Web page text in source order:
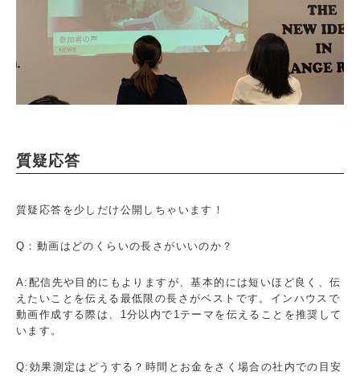
質疑応答
質疑応答を少しだけ公開しちゃいます！
Q：動画はどのくらいの長さがいいのか？
A:配信先や目的にもよりますが、基本的には短いほど良く、伝
えたいことを伝える最低限の長さがベストです。インハウスで
動画作成する際は、1分以内で1テーマを伝えることを推奨して
います。
Q:効果測定はどうする？時間とお金をさく場合の社内での目安